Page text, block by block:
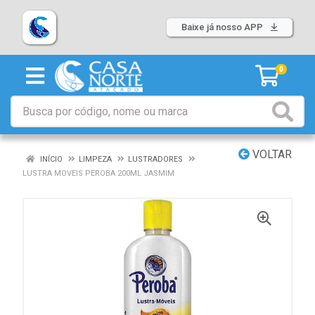
Baixe já nosso APP
0
VOLTAR
INÍCIO LIMPEZA
LUSTRADORES
LUSTRA MOVEIS PEROBA 200ML JASMIM